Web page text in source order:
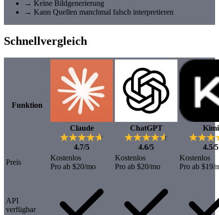
→ Keine Bildgenerierung
→ Kann Quellen manchmal falsch interpretieren
Schnellvergleich
Funktion
Claude
4.7/5
ChatGPT
4.6/5
Kimi
4.5/5
Preis
Kostenlos
Pro ab $20/mo
Kostenlos
Pro ab $20/mo
Kostenlos
Pro ab $19/
API
verfügbar